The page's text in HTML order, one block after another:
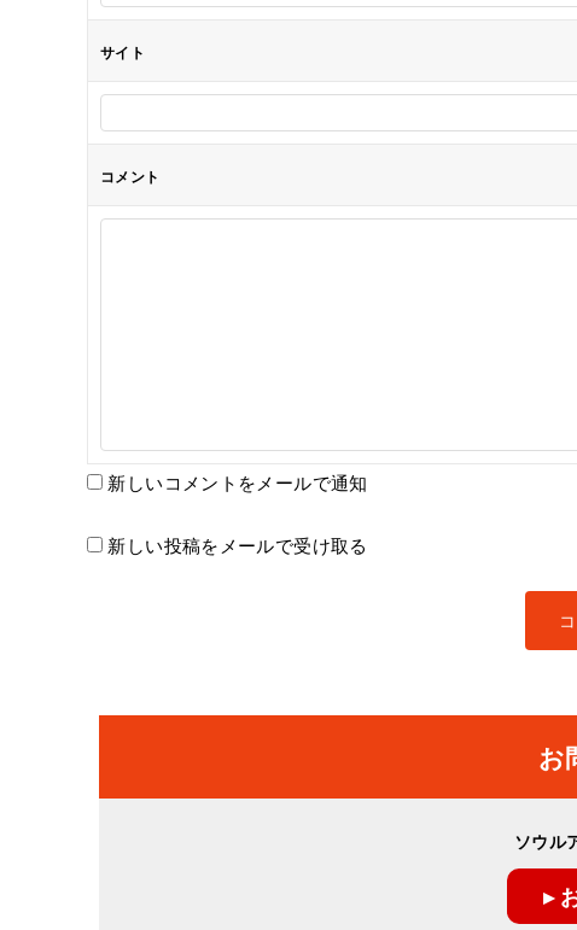
サイト
コメント
新しいコメントをメールで通知
新しい投稿をメールで受け取る
お
ソウル
▸